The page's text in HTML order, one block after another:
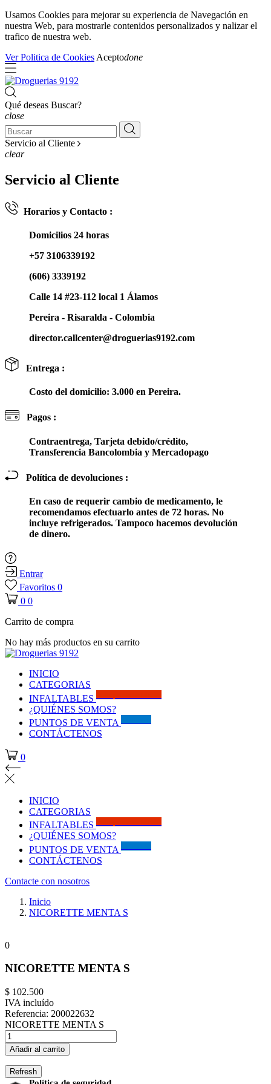
Usamos Cookies para mejorar su experiencia de Navegación en
nuestra Web, para mostrarle contenidos personalizados y nalizar el
trafico de nuestra web.
Ver Politica de Cookies Aceptodone
Qué deseas Buscar?
close
Servicio al Cliente
clear
Servicio al Cliente
Horarios y Contacto :
Domicilios 24 horas
+57 3106339192
(606) 3339192
Calle 14 #23-112 local 1 Álamos
Pereira - Risaralda - Colombia
director.callcenter@droguerias9192.com
Entrega :
Costo del domicilio: 3.000 en Pereira.
Pagos :
Contraentrega, Tarjeta debido/crédito,
Transferencia Bancolombia y Mercadopago
Política de devoluciones :
En caso de requerir cambio de medicamento, le
recomendamos efectuarlo antes de 72 horas. No
incluye refrigerados. Tampoco hacemos devolución
de dinero.
Entrar
Favoritos 0
0 0
Carrito de compra
No hay más productos en su carrito
INICIO
CATEGORIAS
INFALTABLES
¿QUIÉNES SOMOS?
PUNTOS DE VENTA
CONTÁCTENOS
0
INICIO
CATEGORIAS
INFALTABLES
¿QUIÉNES SOMOS?
PUNTOS DE VENTA
CONTÁCTENOS
Contacte con nosotros
Inicio
NICORETTE MENTA S
0
NICORETTE MENTA S
$ 102.500
IVA incluído
Referencia: 200022632
NICORETTE MENTA S
Añadir al carrito